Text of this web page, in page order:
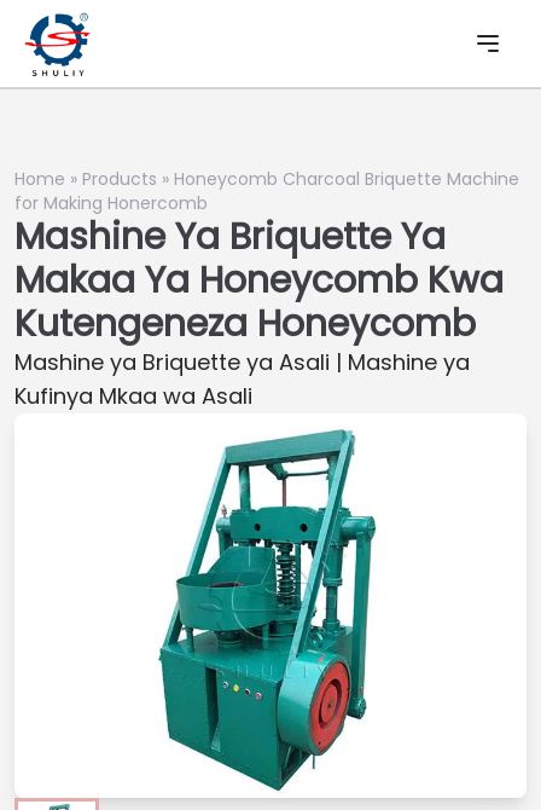
Home » Products » Honeycomb Charcoal Briquette Machine
for Making Honercomb
Mashine Ya Briquette Ya
Makaa Ya Honeycomb Kwa
Kutengeneza Honeycomb
Mashine ya Briquette ya Asali | Mashine ya
Kufinya Mkaa wa Asali